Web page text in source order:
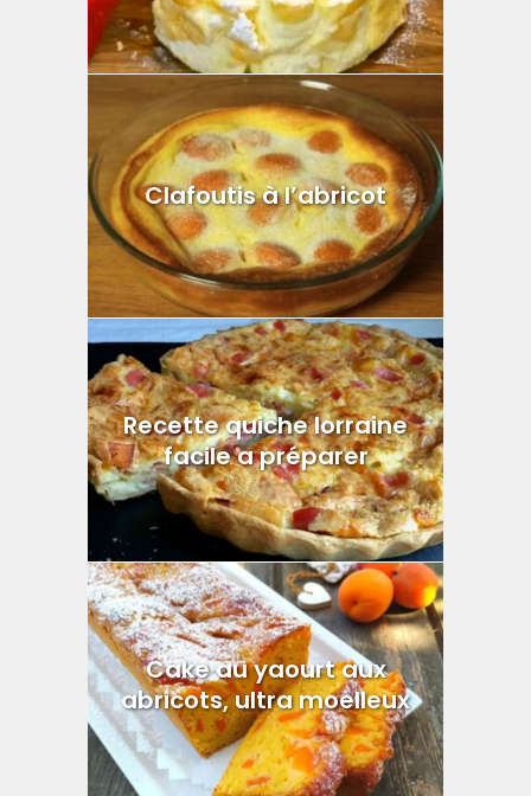
Clafoutis à l’abricot
Recette quiche lorraine
facile a préparer
Cake au yaourt aux
abricots, ultra moelleux